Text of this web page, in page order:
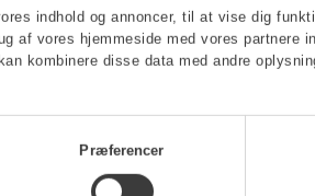
indhold og annoncer, til at vise dig
af vores hjemmeside med vores partnere
kombinere disse data med andre
Præferencer
environment organisation?